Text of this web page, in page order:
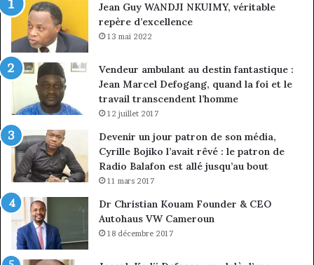
Jean Guy WANDJI NKUIMY, véritable
repère d’excellence
13 mai 2022
Vendeur ambulant au destin fantastique :
Jean Marcel Defogang, quand la foi et le
travail transcendent l’homme
12 juillet 2017
Devenir un jour patron de son média,
Cyrille Bojiko l’avait rêvé : le patron de
Radio Balafon est allé jusqu’au bout
11 mars 2017
Dr Christian Kouam Founder & CEO
Autohaus VW Cameroun
18 décembre 2017